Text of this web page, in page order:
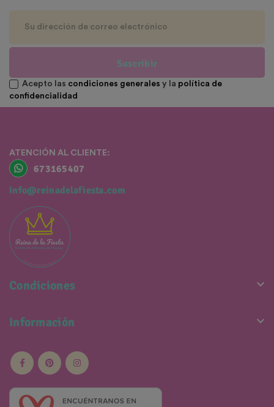
Suscribir
Acepto las condiciones generales y la política de
confidencialidad
ATENCIÓN AL CLIENTE:
673165407
info@reinadelafiesta.com
Condiciones 
Información 